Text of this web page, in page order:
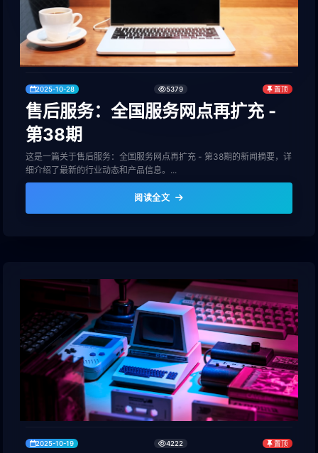
2025-10-28 5379 置顶
售后服务：全国服务网点再扩充 -
第38期
这是一篇关于售后服务：全国服务网点再扩充 - 第38期的新闻摘要，详
细介绍了最新的行业动态和产品信息。...
阅读全文
2025-10-19 4222 置顶